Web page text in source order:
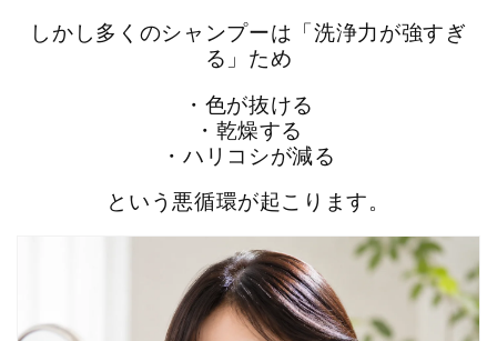
しかし多くのシャンプーは「洗浄力が強すぎ
る」ため
・色が抜ける
・乾燥する
・ハリコシが減る
という悪循環が起こります。